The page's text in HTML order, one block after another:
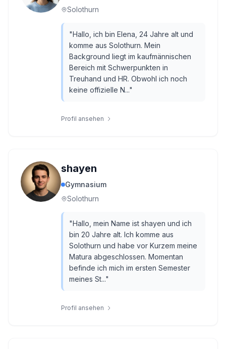
Solothurn
"Hallo, ich bin Elena, 24 Jahre alt und
komme aus Solothurn. Mein
Background liegt im kaufmännischen
Bereich mit Schwerpunkten in
Treuhand und HR. Obwohl ich noch
keine offizielle N..."
Profil ansehen
shayen
Gymnasium
Solothurn
"Hallo, mein Name ist shayen und ich
bin 20 Jahre alt. Ich komme aus
Solothurn und habe vor Kurzem meine
Matura abgeschlossen. Momentan
befinde ich mich im ersten Semester
meines St..."
Profil ansehen